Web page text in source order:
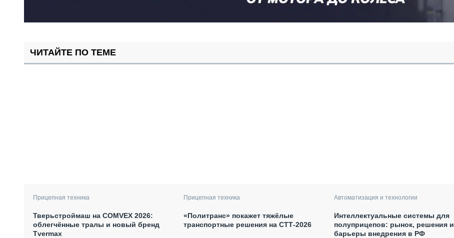
ЧИТАЙТЕ ПО ТЕМЕ
Прицепная техника
Тверьстроймаш на COMVEX 2026:
облегчённые тралы и новый бренд
Tvermax
Прицепная техника
«Политранс» покажет тяжёлые
транспортные решения на СТТ-2026
Автоматизация и технологии
Интеллектуальные системы для
полуприцепов: рынок, решения и
барьеры внедрения в РФ